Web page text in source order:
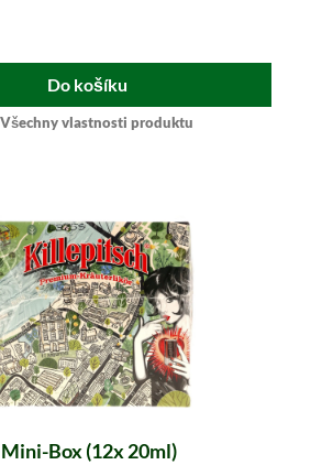
Do košíku
Všechny vlastnosti produktu
Box (12x 20ml)